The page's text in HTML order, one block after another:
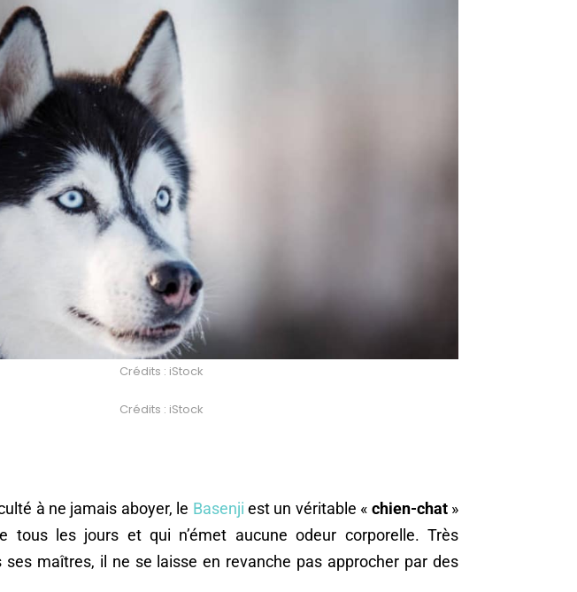
Crédits : iStock
Crédits : iStock
à ne jamais aboyer, le Basenji est un véritable « chien-chat»
tous les jours et qui n’émet aucune odeur corporelle. Très
ses maîtres, il ne se laisse en revanche pas approcher par des